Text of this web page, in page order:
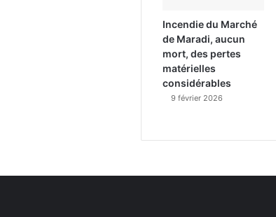
Incendie du Marché
de Maradi, aucun
mort, des pertes
matérielles
considérables
9 février 2026